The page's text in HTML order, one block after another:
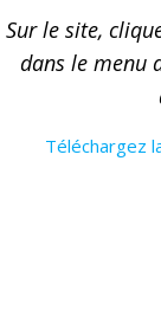
Sur le site,
dans le menu
Téléchargez